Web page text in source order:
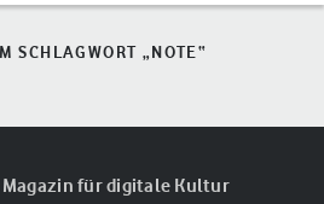
SCHLAGWORT „NOTE“
für digitale Kultur